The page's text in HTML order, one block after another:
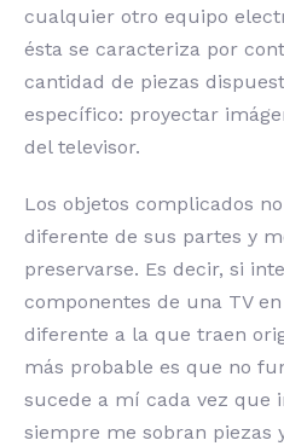
cualquier otro equipo
ésta se caracteriza por
cantidad de piezas
específico: proyectar
del televisor.
Los objetos complicados
diferente de sus partes y
preservarse. Es decir, si
componentes de una TV
diferente a la que traen
más probable es que no
sucede a mí cada vez que
siempre me sobran piezas